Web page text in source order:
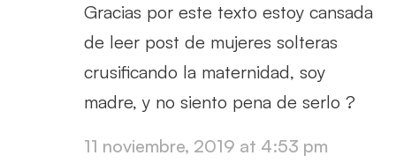
Gracias por este texto estoy cansada
de leer post de mujeres solteras
crusificando la maternidad, soy
madre, y no siento pena de serlo ?
11 noviembre, 2019 at 4:53 pm